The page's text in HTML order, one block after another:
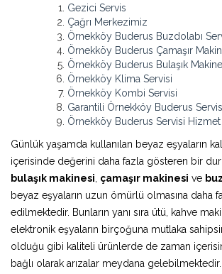
Gezici Servis
Çağrı Merkezimiz
Örnekköy Buderus Buzdolabı
Örnekköy Buderus Çamaşır
Örnekköy Buderus Bulaşık
Örnekköy Klima Servisi
Örnekköy Kombi Servisi
Garantili Örnekköy Buderus
Örnekköy Buderus Servisi
Günlük yaşamda kullanılan beyaz eşyaların
içerisinde değerini daha fazla gösteren bir
bulaşık makinesi çamaşır makinesi ve
beyaz eşyaların uzun ömürlü olmasına daha
edilmektedir. Bunların yanı sıra ütü, kahve
elektronik eşyaların birçoğuna mutlaka
olduğu gibi kaliteli ürünlerde de zaman
bağlı olarak arızalar meydana